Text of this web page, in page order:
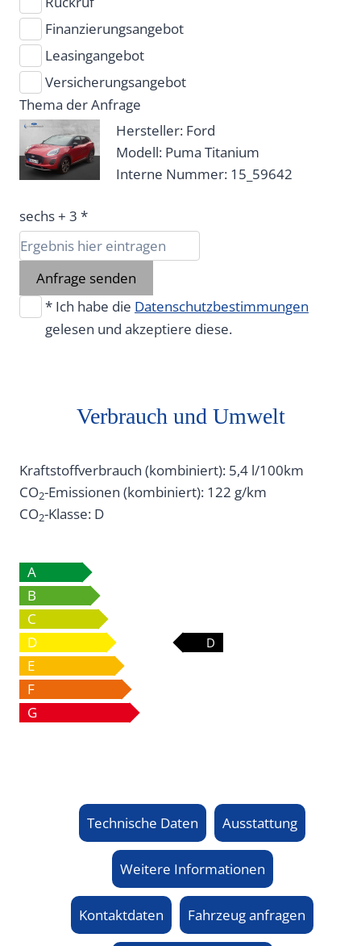
Finanzierungsangebot
Leasingangebot
Versicherungsangebot
Thema der Anfrage
Hersteller: Ford
Modell: Puma Titanium
Interne Nummer: 15_59642
sechs + 3 *
Anfrage senden
* Ich habe die Datenschutzbestimmungen
gelesen und akzeptiere diese.
Verbrauch und Umwelt
Kraftstoffverbrauch (kombiniert): 5,4 l/100km
CO2-Emissionen (kombiniert): 122 g/km
CO2-Klasse: D
A
B
C
D
D
E
F
G
Technische Daten Ausstattung
Weitere Informationen
Kontaktdaten Fahrzeug anfragen